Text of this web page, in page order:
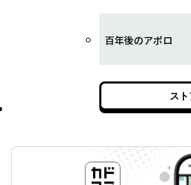
百年後のアポロ
ス